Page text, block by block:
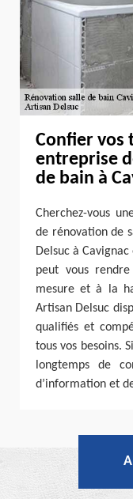
Confier vos
entreprise
de bain à
Cherchez-vous
de rénovation de
Delsuc à
peut vous
mesure et à la
Artisan Delsuc
qualifiés et
tous vos besoins.
longtemps de
d’information et